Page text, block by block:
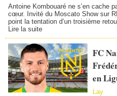
Antoine Kombouaré ne s’en cache
cœur. Invité du Moscato Show sur
point la tentation d’un troisième
Lire la suite
FC
en
Lay